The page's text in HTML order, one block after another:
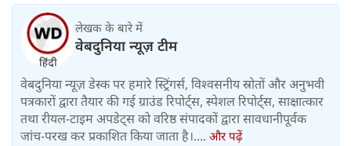
लेखक के बारे में
वेबदुनिया न्यूज़ टीम
वेबदुनिया न्यूज़ डेस्क पर हमारे स्ट्रिंगर्स, विश्वसनीय स्रोतों और अनुभवी
पत्रकारों द्वारा तैयार की गई ग्राउंड रिपोर्ट्स, स्पेशल रिपोर्ट्स, साक्षात्कार
तथा रीयल-टाइम अपडेट्स को वरिष्ठ संपादकों द्वारा सावधानीपूर्वक
जांच-परख कर प्रकाशित किया जाता है।.... और पढ़ें